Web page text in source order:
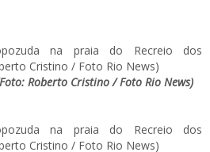
Roberto Cristino / Foto Rio News)